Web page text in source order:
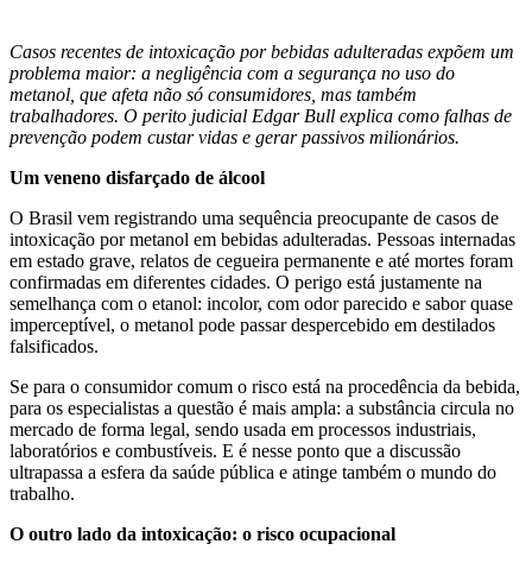
Casos recentes de intoxicação por bebidas adulteradas expõem um
problema maior: a negligência com a segurança no uso do
metanol, que afeta não só consumidores, mas também
trabalhadores. O perito judicial Edgar Bull explica como falhas de
prevenção podem custar vidas e gerar passivos milionários.
Um veneno disfarçado de álcool
O Brasil vem registrando uma sequência preocupante de casos de
intoxicação por metanol em bebidas adulteradas. Pessoas internadas
em estado grave, relatos de cegueira permanente e até mortes foram
confirmadas em diferentes cidades. O perigo está justamente na
semelhança com o etanol: incolor, com odor parecido e sabor quase
imperceptível, o metanol pode passar despercebido em destilados
falsificados.
Se para o consumidor comum o risco está na procedência da bebida,
para os especialistas a questão é mais ampla: a substância circula no
mercado de forma legal, sendo usada em processos industriais,
laboratórios e combustíveis. E é nesse ponto que a discussão
ultrapassa a esfera da saúde pública e atinge também o mundo do
trabalho.
O outro lado da intoxicação: o risco ocupacional